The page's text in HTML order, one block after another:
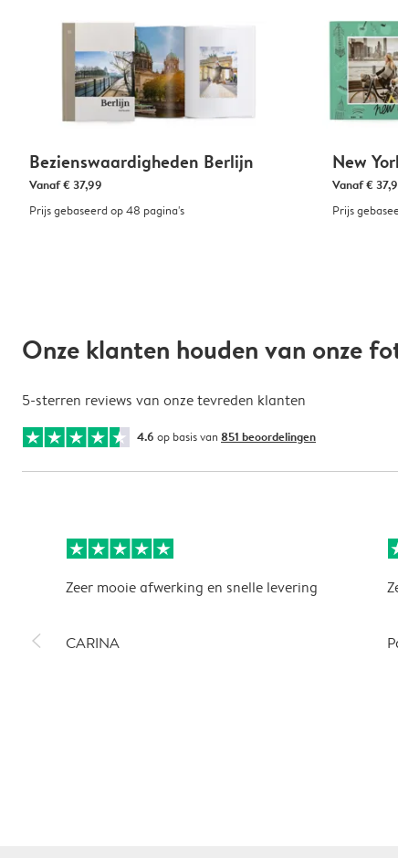
Bezienswaardigheden Berlijn
Vanaf€ 37,99
Prijs gebaseerd op 48 pagina's
New
Vanaf€
Prijs
Onze klanten houden van onze
5-sterren reviews van onze tevreden klanten
4.6 op basis van 851 beoordelingen
slim_arrow_left
Zeer mooie afwerking en snelle levering
CARINA